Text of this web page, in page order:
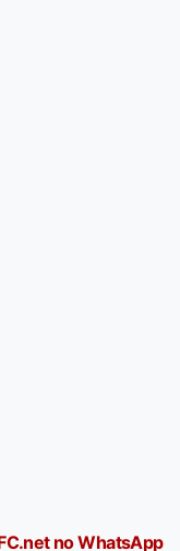
no WhatsApp